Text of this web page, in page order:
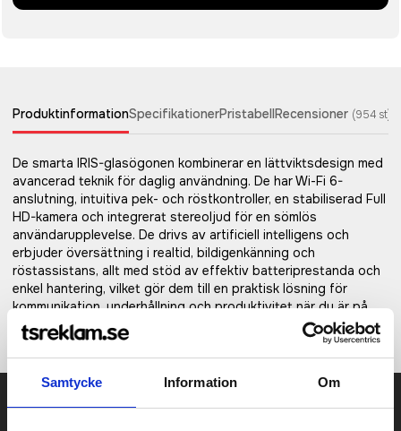
Samtycke Information Om
ProduktinformationSpecifikationerPristabellRecensioner (954 st)
De smarta IRIS-glasögonen kombinerar en lättviktsdesign med
avancerad teknik för daglig användning. De har Wi-Fi 6-
anslutning, intuitiva pek- och röstkontroller, en stabiliserad Full
HD-kamera och integrerat stereoljud för en sömlös
användarupplevelse. De drivs av artificiell intelligens och
erbjuder översättning i realtid, bildigenkänning och
röstassistans, allt med stöd av effektiv batteriprestanda och
enkel hantering, vilket gör dem till en praktisk lösning för
kommunikation, underhållning och produktivitet när du är på
språng.
Prisuppgift på mailen?